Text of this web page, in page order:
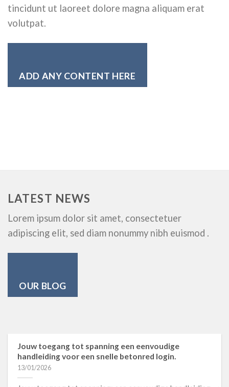
tincidunt ut laoreet dolore magna aliquam erat
volutpat.
ADD ANY CONTENT HERE
LATEST NEWS
Lorem ipsum dolor sit amet, consectetuer
adipiscing elit, sed diam nonummy nibh euismod .
OUR BLOG
Jouw toegang tot spanning een eenvoudige
handleiding voor een snelle betonred login.
13/01/2026